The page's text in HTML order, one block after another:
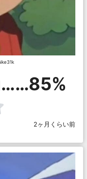
2ヶ月くらい前